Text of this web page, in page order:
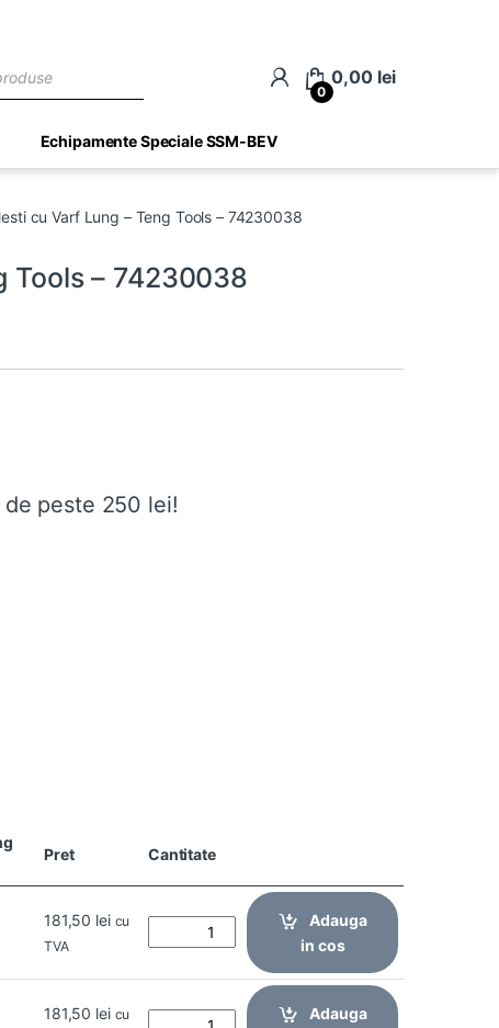
0
0,00 lei
Echipamente Speciale SSM-BEV
cu Varf Lung – Teng Tools – 74230038
Tools – 74230038
peste 250 lei!
Pret Cantitate
181,50 lei cu
TVA
Adauga
in cos
181,50 lei cu
Adauga